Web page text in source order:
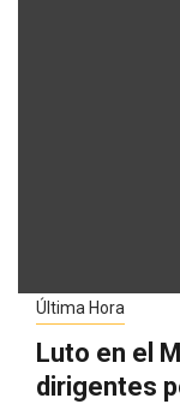
Última Hora
Luto en el
dirigentes